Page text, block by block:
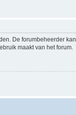
De forumbeheerder
maakt van het forum.